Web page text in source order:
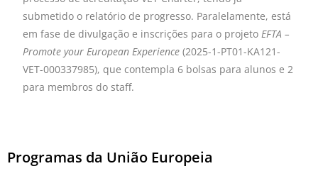
submetido o relatório de progresso. Paralelamente, está
em fase de divulgação e inscrições para o projeto EFTA –
Promote your European Experience (2025-1-PT01-KA121-
VET-000337985), que contempla 6 bolsas para alunos e 2
para membros do staff.
Programas da União Europeia